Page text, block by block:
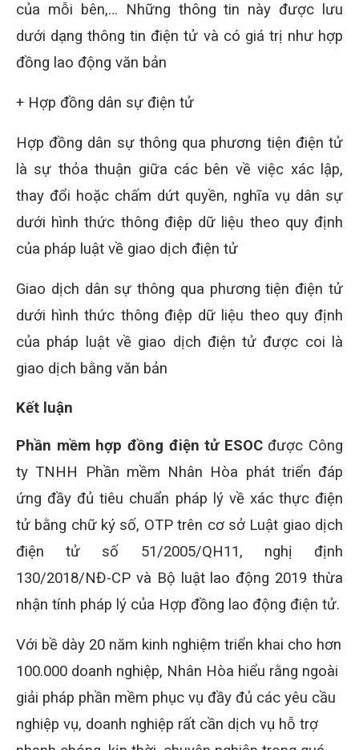
của mỗi bên,… Những thông tin này được lưu
dưới dạng thông tin điện tử và có giá trị như hợp
đồng lao động văn bản
+ Hợp đồng dân sự điện tử
Hợp đồng dân sự thông qua phương tiện điện tử
là sự thỏa thuận giữa các bên về việc xác lập,
thay đổi hoặc chấm dứt quyền, nghĩa vụ dân sự
dưới hình thức thông điệp dữ liệu theo quy định
của pháp luật về giao dịch điện tử
Giao dịch dân sự thông qua phương tiện điện tử
dưới hình thức thông điệp dữ liệu theo quy định
của pháp luật về giao dịch điện tử được coi là
giao dịch bằng văn bản
Kết luận
Phần mềm hợp đồng điện tử ESOCđược Công
ty TNHH Phần mềm Nhân Hòa phát triển đáp
ứng đầy đủ tiêu chuẩn pháp lý về xác thực điện
tử bằng chữ ký số, OTP trên cơ sở Luật giao dịch
điện tử số 51/2005/QH11, nghị định
130/2018/NĐ-CP và Bộ luật lao động 2019 thừa
nhận tính pháp lý của Hợp đồng lao động điện tử.
Với bề dày 20 năm kinh nghiệm triển khai cho hơn
100.000 doanh nghiệp, Nhân Hòa hiểu rằng ngoài
giải pháp phần mềm phục vụ đầy đủ các yêu cầu
nghiệp vụ, doanh nghiệp rất cần dịch vụ hỗ trợ